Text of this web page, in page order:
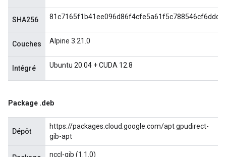
SHA256
Couches Alpine 3.21.0
Intégré Ubuntu 20.04 + CUDA 12.8
Package .deb
Dépôt
https://packages.cloud.google.com/apt gpudirect-
gib-apt
nccl-gib (1.1.0)